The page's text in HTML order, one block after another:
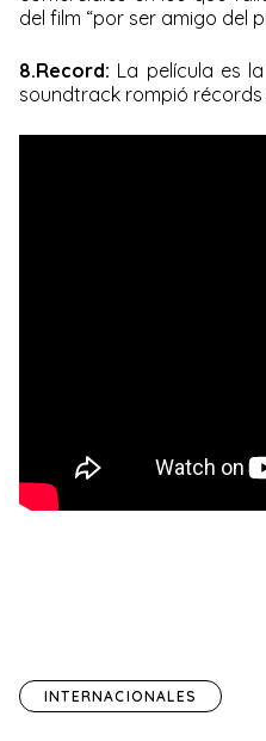
del film “por ser amigo del
8.Record: La película es
soundtrack rompió
INTERNACIONALES